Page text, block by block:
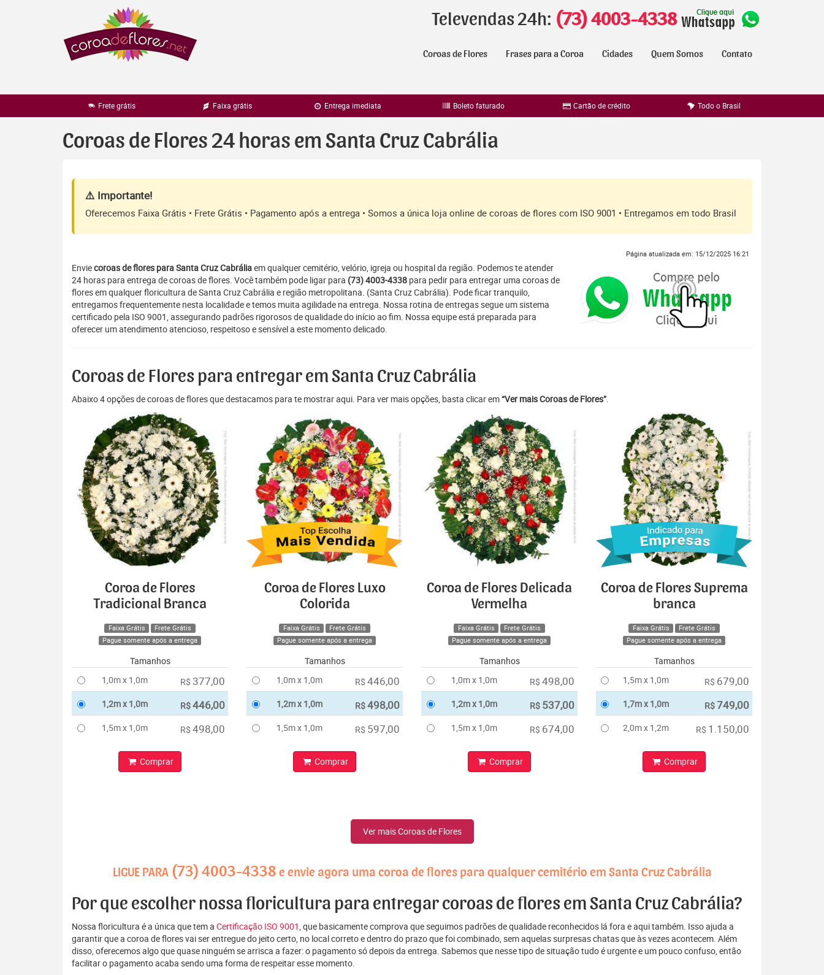
Televendas 24h: (73) 4003-4338
Coroas de Flores Frases para a Coroa Cidades Quem Somos Contato
Frete grátis Faixa grátis Entrega imediata Boleto faturado Cartão de crédito Todo o Brasil
Coroas de Flores 24 horas em Santa Cruz Cabrália
⚠️ Importante!
Oferecemos Faixa Grátis • Frete Grátis • Pagamento após a entrega • Somos a única loja online de coroas de flores com ISO 9001 • Entregamos em todo Brasil
Página atualizada em: 15/12/2025 16:21
Enviecoroas de flores para Santa Cruz Cabráliaem qualquer cemitério, velório, igreja ou hospital da região. Podemos te atender
24 horas para entrega de coroas de flores. Você também pode ligar para (73) 4003-4338 para pedir para entregar uma coroas de
flores em qualquer floricultura de Santa Cruz Cabrália e região metropolitana. (Santa Cruz Cabrália). Pode ficar tranquilo,
entregamos frequentemente nesta localidade e temos muita agilidade na entrega. Nossa rotina de entregas segue um sistema
certificado pela ISO 9001, assegurando padrões rigorosos de qualidade do início ao fim. Nossa equipe está preparada para
oferecer um atendimento atencioso, respeitoso e sensível a este momento delicado.
Coroas de Flores para entregar em Santa Cruz Cabrália
Abaixo 4 opções de coroas de flores que destacamos para te mostrar aqui. Para ver mais opções, basta clicar em“Ver mais Coroas de Flores”.
Coroa de Flores
Tradicional Branca
Faixa Grátis
Frete Grátis
Pague somente após a entrega
Tamanhos
1,0m x 1,0m
R$ 377,00
1,2m x 1,0m R$446,00
1,5m x 1,0m R$ 498,00
Comprar
Coroa de Flores Luxo
Colorida
Faixa Grátis
Frete Grátis
Pague somente após a entrega
Tamanhos
1,0m x 1,0m
R$ 446,00
1,2m x 1,0m R$498,00
1,5m x 1,0m R$ 597,00
Comprar
Coroa de Flores Delicada
Vermelha
Faixa Grátis
Frete Grátis
Pague somente após a entrega
Tamanhos
1,0m x 1,0m
R$ 498,00
1,2m x 1,0m R$ 537,00
1,5m x 1,0m R$ 674,00
Comprar
Coroa de Flores Suprema
branca
Faixa Grátis
Frete Grátis
Pague somente após a entrega
Tamanhos
1,5m x 1,0m
R$ 679,00
1,7m x 1,0m R$749,00
2,0m x 1,2m R$ 1.150,00
Comprar
Ver mais Coroas de Flores
LIGUE PARA (73) 4003-4338 e envie agora uma coroa de flores para qualquer cemitério em Santa Cruz Cabrália
Por que escolher nossa floricultura para entregar coroas de flores em Santa Cruz Cabrália?
Nossa floricultura é a única que tem a Certificação ISO 9001, que basicamente comprova que seguimos padrões de qualidade reconhecidos lá fora e aqui também. Isso ajuda a
garantir que a coroa de flores vai ser entregue do jeito certo, no local correto e dentro do prazo que foi combinado, sem aquelas surpresas chatas que às vezes acontecem. Além
disso, oferecemos algo que quase ninguém se arrisca a fazer: o pagamento só depois da entrega. Sabemos que nesse tipo de situação tudo é urgente e um pouco confuso, então
facilitar o pagamento acaba sendo uma forma de respeitar esse momento.